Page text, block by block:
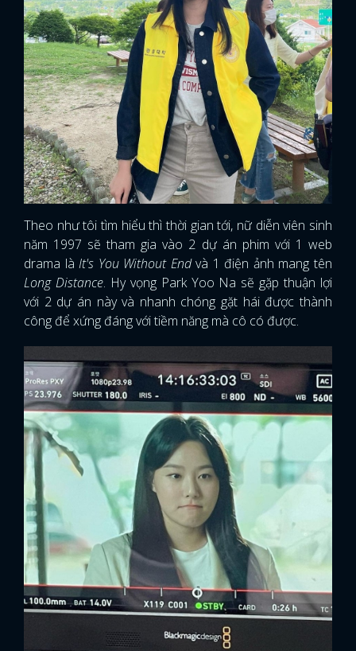
Theo như tôi tìm hiểu thì thời gian tới, nữ diễn viên sinh
năm 1997 sẽ tham gia vào 2 dự án phim với 1 web
drama làIt's You Without Endvà 1 điện ảnh mang tên
Long Distance. Hy vọng Park Yoo Na sẽ gặp thuận lợi
với 2 dự án này và nhanh chóng gặt hái được thành
công để xứng đáng với tiềm năng mà cô có được.